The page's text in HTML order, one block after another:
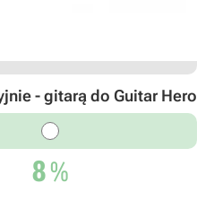
- gitarą do Guitar Hero
8%